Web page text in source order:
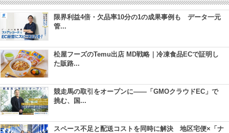
限界利益4倍・欠品率10分の1の成果事例も データ一元
管...
松屋フーズのTemu出店 MD戦略｜冷凍食品ECで証明し
た販路...
競走馬の取引をオープンに――「GMOクラウドEC」で
挑む、国...
スペース不足と配送コストを同時に解決 地区宅便×「ナ